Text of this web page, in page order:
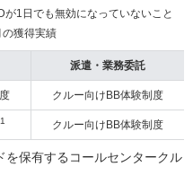
が1日でも無効になっていないこと
獲得実績
派遣・業務委託
クルー向けBB体験制度
クルー向けBB体験制度
保有するコールセンタークル